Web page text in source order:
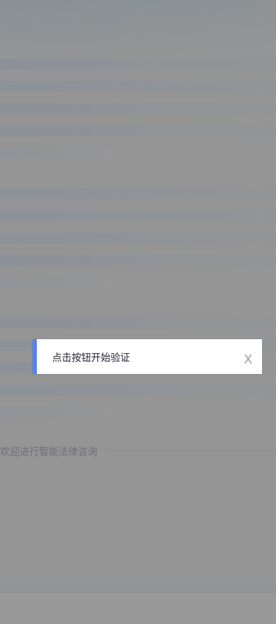
欢迎进行智能法律咨询
点击按钮开始验证 x